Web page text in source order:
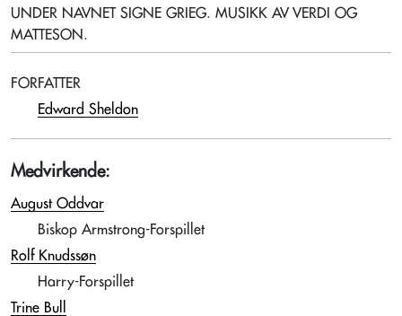
UNDER NAVNET SIGNE GRIEG. MUSIKK AV VERDI OG
MATTESON.
FORFATTER
Edward Sheldon
Medvirkende:
August Oddvar
Biskop Armstrong-Forspillet
Rolf Knudssøn
Harry-Forspillet
Trine Bull